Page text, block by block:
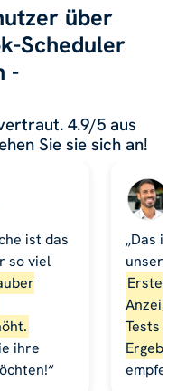
über
Scheduler
-
4.9/5 aus
Sie sie sich an!
ist das
so viel
ihre
„Das
Tests